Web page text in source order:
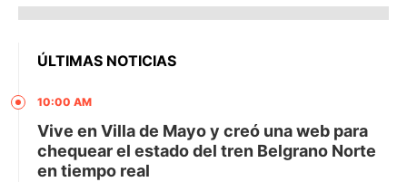
ÚLTIMAS NOTICIAS
10:00 AM
Vive en Villa de Mayo y creó una web para
chequear el estado del tren Belgrano Norte
en tiempo real